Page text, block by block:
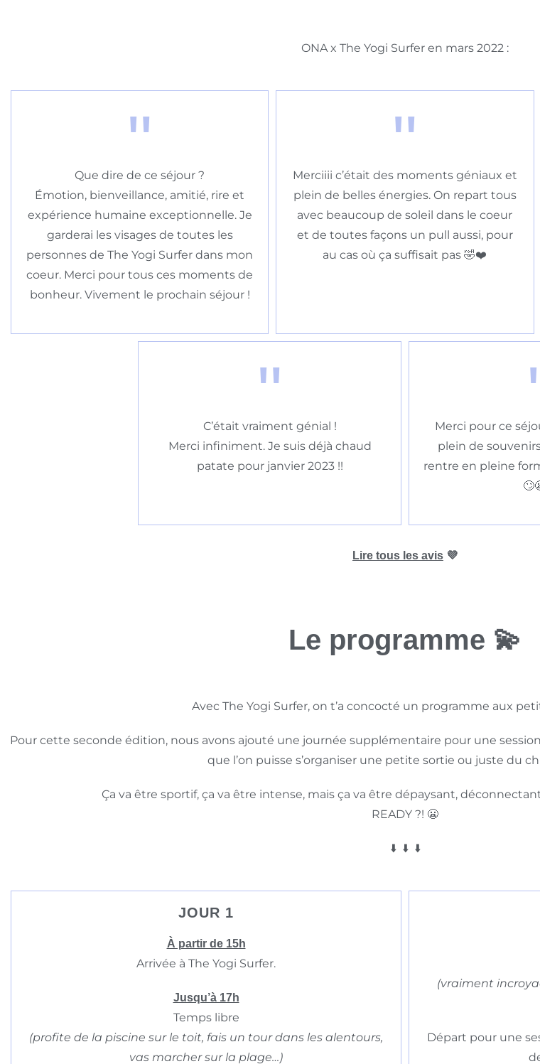
ONA x The Yogi Surfer en mars 2022 :
"
Que dire de ce séjour ?
Émotion, bienveillance, amitié, rire et
expérience humaine exceptionnelle. Je
garderai les visages de toutes les
personnes de The Yogi Surfer dans mon
coeur. Merci pour tous ces moments de
bonheur. Vivement le prochain séjour !
"
Merciiii c’était des moments géniaux et
plein de belles énergies. On repart tous
avec beaucoup de soleil dans le coeur
et de toutes façons un pull aussi, pour
au cas où ça suffisait pas 🤣❤️
"
C’était vraiment génial !
Merci infiniment. Je suis déjà chaud
patate pour janvier 2023 !!
Merci pour ce
plein de
rentre en pleine
Lire tous les avis 💜
Le programme 💫
Avec The Yogi Surfer, on t’a concocté un programme aux
Pour cette seconde édition, nous avons ajouté une journée supplémentaire pour une
que l’on puisse s’organiser une petite sortie ou juste du
Ça va être sportif, ça va être intense, mais ça va être dépaysant,
READY ?! 😬
⬇️ ⬇️ ⬇️
JOUR 1
À partir de 15h
Arrivée à The Yogi Surfer.
Jusqu’à 17h
Temps libre
(profite de la piscine sur le toit, fais un tour dans les alentours,
vas marcher sur la plage…)
(vraiment
Départ pour une